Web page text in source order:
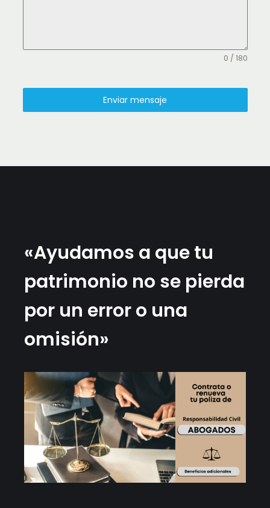
0 / 180
Enviar mensaje
«Ayudamos a que tu
patrimonio no se pierda
por un error o una
omisión»